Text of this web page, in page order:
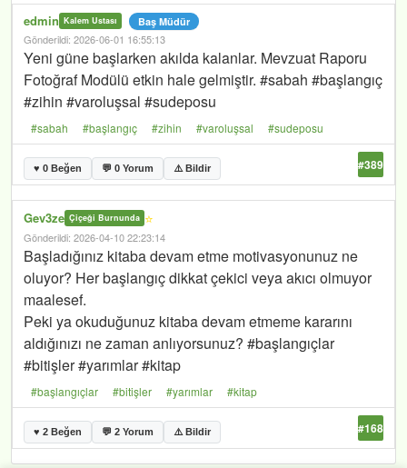
edmin Kalem Ustası Baş Müdür
Gönderildi: 2026-06-01 16:55:13
Yeni güne başlarken akılda kalanlar. Mevzuat Raporu
Fotoğraf Modülü etkin hale gelmiştir. #sabah #başlangıç
#zihin #varoluşsal #sudeposu
#sabah #başlangıç #zihin #varoluşsal #sudeposu
♥ 0 Beğen 💬 0 Yorum ⚠️ Bildir #389
Gev3ze Çiçeği Burnunda ⭐
Gönderildi: 2026-04-10 22:23:14
Başladığınız kitaba devam etme motivasyonunuz ne
oluyor? Her başlangıç dikkat çekici veya akıcı olmuyor
maalesef.
Peki ya okuduğunuz kitaba devam etmeme kararını
aldığınızı ne zaman anlıyorsunuz? #başlangıçlar
#bitişler #yarımlar #kitap
#başlangıçlar #bitişler #yarımlar #kitap
♥ 2 Beğen 💬 2 Yorum ⚠️ Bildir #168